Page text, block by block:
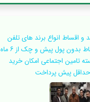
اقساط انواع برند های تلفن
همراه ( آیفون - ساسونگ - شیاومی ) اقساط بدون پول پیش و چک از 6 ماه
تامین اجتماعی امکان خرید